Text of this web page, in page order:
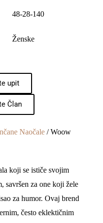
48-28-140
Ženske
upit
Član
Naočale / Woow
koji se ističe svojim
savršen za one koji žele
za humor. Ovaj brend
često eklektičnim